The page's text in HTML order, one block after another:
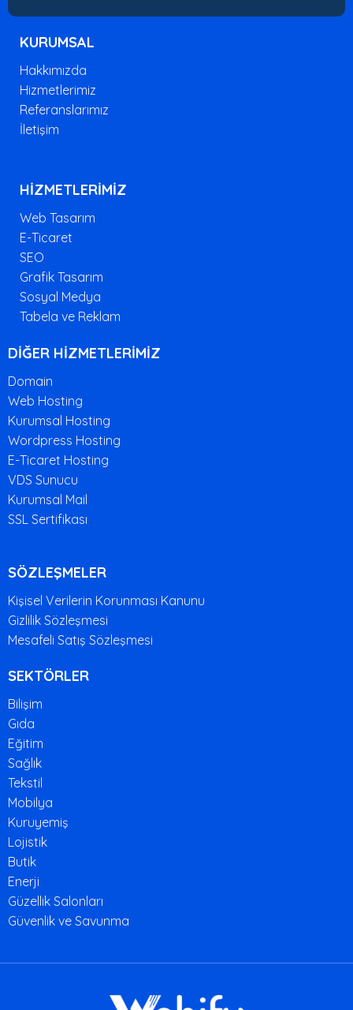
KURUMSAL
Hakkımızda
Hizmetlerimiz
Referanslarımız
İletişim
HİZMETLERİMİZ
Web Tasarım
E-Ticaret
SEO
Grafik Tasarım
Sosyal Medya
Tabela ve Reklam
DİĞER HİZMETLERİMİZ
Domain
Web Hosting
Kurumsal Hosting
Wordpress Hosting
E-Ticaret Hosting
VDS Sunucu
Kurumsal Mail
SSL Sertifikası
SÖZLEŞMELER
Kişisel Verilerin Korunması Kanunu
Gizlilik Sözleşmesi
Mesafeli Satış Sözleşmesi
SEKTÖRLER
Bilişim
Gıda
Eğitim
Sağlık
Tekstil
Mobilya
Kuruyemiş
Lojistik
Butik
Enerji
Güzellik Salonları
Güvenlik ve Savunma